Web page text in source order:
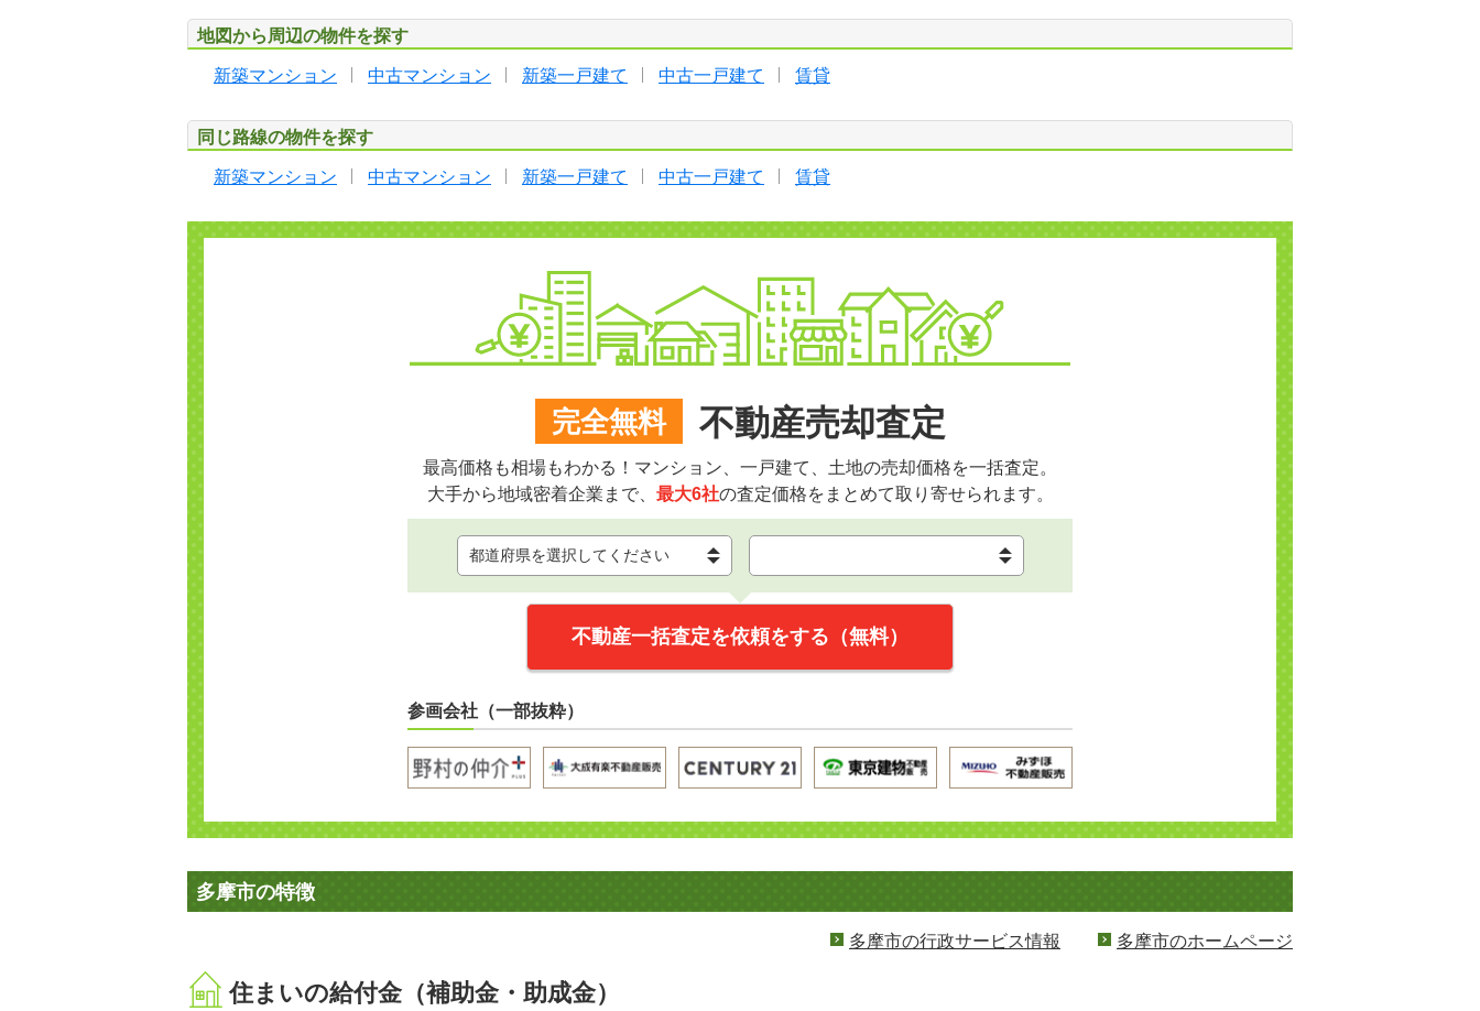
地図から周辺の物件を探す
新築マンション 中古マンション 新築一戸建て 中古一戸建て 賃貸
同じ路線の物件を探す
新築マンション 中古マンション 新築一戸建て 中古一戸建て 賃貸
完全無料 不動産売却査定
最高価格も相場もわかる！マンション、一戸建て、土地の売却価格を一括査定。
大手から地域密着企業まで、 最大6社の査定価格をまとめて取り寄せられます。
不動産一括査定を依頼をする（無料）
参画会社（一部抜粋）
多摩市の特徴
多摩市の行政サービス情報 多摩市のホームページ
住まいの給付金（補助金・助成金）